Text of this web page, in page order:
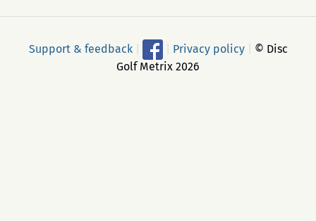
Support & feedback Privacy policy
© Disc
Golf Metrix 2026